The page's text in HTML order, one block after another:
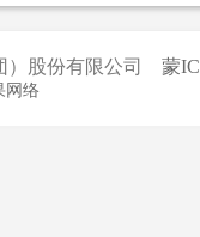
）股份有限公司 蒙
网络